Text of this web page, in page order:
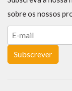
sobre os nossos
Subscrever